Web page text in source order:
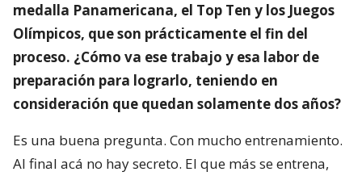
medalla Panamericana, el Top Ten y los Juegos
Olímpicos, que son prácticamente el fin del
proceso. ¿Cómo va ese trabajo y esa labor de
preparación para lograrlo, teniendo en
consideración que quedan solamente dos años?
Es una buena pregunta. Con mucho entrenamiento.
Al final acá no hay secreto. El que más se entrena,